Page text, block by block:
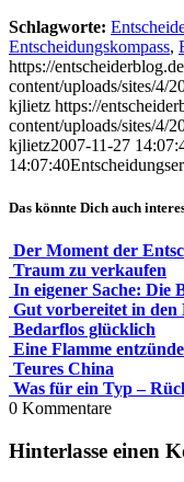
Schlagworte:
Entscheidungskompass,
https://
content/uploads/sites/4/
kjlietz https://
content/uploads/sites/4/
kjlietz2007-11-27
14:07:40
Das könnte Dich auch
Der Moment der
Traum zu verkaufen
In eigener Sache: Die
Gut vorbereitet in den
Bedarflos glücklich
Eine Flamme
Teures China
Was für ein Typ –
0 Kommentare
Hinterlasse einen